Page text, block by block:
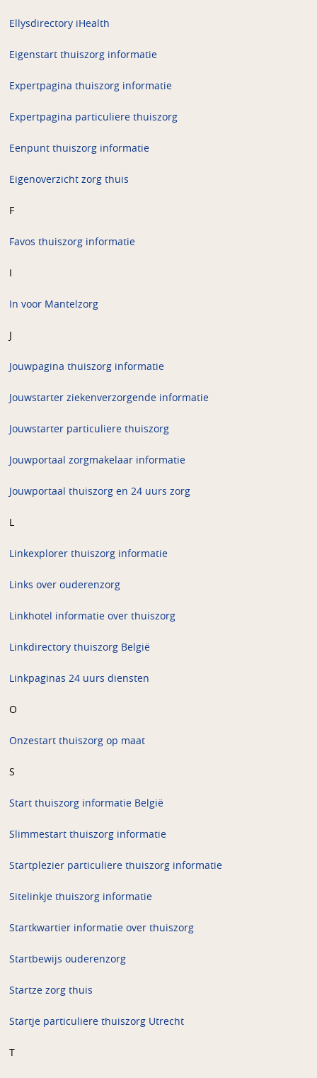
Ellysdirectory iHealth
Eigenstart thuiszorg informatie
Expertpagina thuiszorg informatie
Expertpagina particuliere thuiszorg
Eenpunt thuiszorg informatie
Eigenoverzicht zorg thuis
F
Favos thuiszorg informatie
I
In voor Mantelzorg
J
Jouwpaginathuiszorg informatie
Jouwstarter ziekenverzorgende informatie
Jouwstarter particuliere thuiszorg
Jouwportaal zorgmakelaar informatie
Jouwportaal thuiszorg en 24 uurs zorg
L
Linkexplorer thuiszorg informatie
Links over ouderenzorg
Linkhotel informatie over thuiszorg
Linkdirectory thuiszorg België
Linkpaginas 24 uurs diensten
O
Onzestart thuiszorg op maat
S
Start thuiszorg informatie België
Slimmestart thuiszorg informatie
Startplezier particuliere thuiszorg informatie
Sitelinkje thuiszorg informatie
Startkwartier informatie over thuiszorg
Startbewijs ouderenzorg
Startze zorg thuis
Startje particuliere thuiszorg Utrecht
T